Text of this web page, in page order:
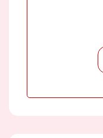
25/11/2025